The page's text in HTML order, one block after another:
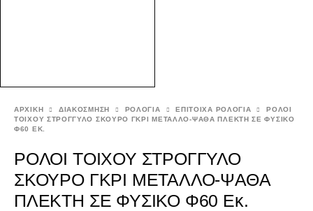
ΑΡΧΙΚΉ ΔΙΑΚΟΣΜΗΣΗ ΡΟΛΟΓΙΑ ΕΠΙΤΟΙΧΑ ΡΟΛΟΓΙΑ
ΡΟΛΟΙ
ΤΟΙΧΟΥ ΣΤΡΟΓΓΥΛΟ ΣΚΟΥΡΟ ΓΚΡΙ ΜΕΤΑΛΛΟ-ΨΑΘΑ ΠΛΕΚΤΗ ΣΕ ΦΥΣΙΚΟ
Φ60 ΕΚ.
ΡΟΛΟΙ ΤΟΙΧΟΥ ΣΤΡΟΓΓΥΛΟ
ΣΚΟΥΡΟ ΓΚΡΙ ΜΕΤΑΛΛΟ-ΨΑΘΑ
ΠΛΕΚΤΗ ΣΕ ΦΥΣΙΚΟ Φ60 Εκ.